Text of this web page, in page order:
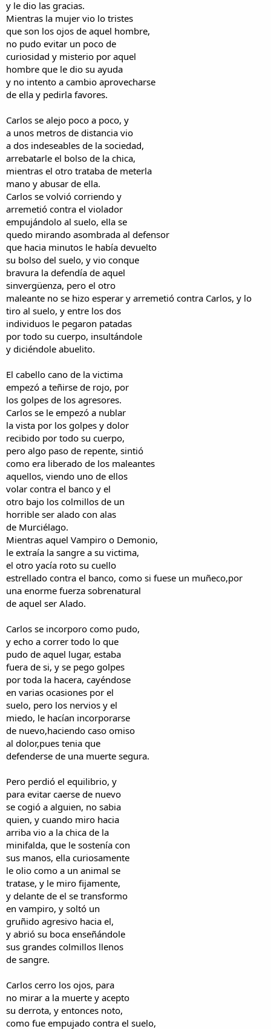
y le dio las gracias.
Mientras la mujer vio lo tristes
que son los ojos de aquel hombre,
no pudo evitar un poco de
curiosidad y misterio por aquel
hombre que le dio su ayuda
y no intento a cambio aprovecharse
de ella y pedirla favores.
Carlos se alejo poco a poco, y
a unos metros de distancia vio
a dos indeseables de la sociedad,
arrebatarle el bolso de la chica,
mientras el otro trataba de meterla
mano y abusar de ella.
Carlos se volvió corriendo y
arremetió contra el violador
empujándolo al suelo, ella se
quedo mirando asombrada al defensor
que hacia minutos le había devuelto
su bolso del suelo, y vio conque
bravura la defendía de aquel
sinvergüenza, pero el otro
maleante no se hizo esperar y arremetió contra Carlos, y lo
tiro al suelo, y entre los dos
individuos le pegaron patadas
por todo su cuerpo, insultándole
y diciéndole abuelito.
El cabello cano de la victima
empezó a teñirse de rojo, por
los golpes de los agresores.
Carlos se le empezó a nublar
la vista por los golpes y dolor
recibido por todo su cuerpo,
pero algo paso de repente, sintió
como era liberado de los maleantes
aquellos, viendo uno de ellos
volar contra el banco y el
otro bajo los colmillos de un
horrible ser alado con alas
de Murciélago.
Mientras aquel Vampiro o Demonio,
le extraía la sangre a su victima,
el otro yacía roto su cuello
estrellado contra el banco, como si fuese un muñeco,por
una enorme fuerza sobrenatural
de aquel ser Alado.
Carlos se incorporo como pudo,
y echo a correr todo lo que
pudo de aquel lugar, estaba
fuera de si, y se pego golpes
por toda la hacera, cayéndose
en varias ocasiones por el
suelo, pero los nervios y el
miedo, le hacían incorporarse
de nuevo,haciendo caso omiso
al dolor,pues tenia que
defenderse de una muerte segura.
Pero perdió el equilibrio, y
para evitar caerse de nuevo
se cogió a alguien, no sabia
quien, y cuando miro hacia
arriba vio a la chica de la
minifalda, que le sostenía con
sus manos, ella curiosamente
le olio como a un animal se
tratase, y le miro fijamente,
y delante de el se transformo
en vampiro, y soltó un
gruñido agresivo hacia el,
y abrió su boca enseñándole
sus grandes colmillos llenos
de sangre.
Carlos cerro los ojos, para
no mirar a la muerte y acepto
su derrota, y entonces noto,
como fue empujado contra el suelo,